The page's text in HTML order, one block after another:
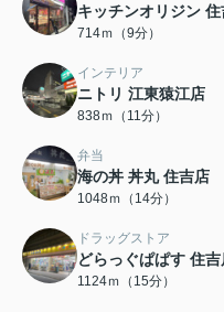
キッチンオリジン
714ｍ（9分）
インテリア
ニトリ 江東猿江店
838ｍ（11分）
弁当
海の丼 丼丸 住吉店
1048ｍ（14分）
ドラッグストア
どらっぐぱぱす 住吉
1124ｍ（15分）